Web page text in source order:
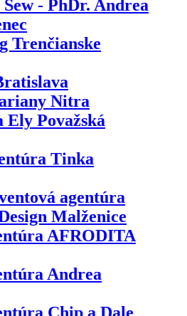
- PhDr. Andrea
Trenčianske
Nitra
Ely Považská
Tinka
agentúra
Malženice
AFRODITA
Andrea